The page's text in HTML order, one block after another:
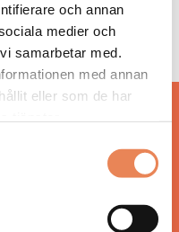
och annan
medier och
samarbetar med.
med annan
eller som de har
i social
uppdaterade
ett affärsmagasin
besöksnäringen.